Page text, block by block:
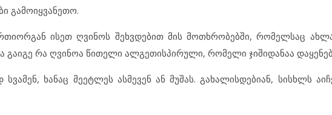
გამოიყვანეთო.
ისეთ ღვინოს შეხვდებით მის მოთხრობებში, რომელსაც
გაიგე რა ღვინოა წითელი ალგეთისპირული, რომელი ჯიშიდანაა
ხანაც მეეტლეს ასმევენ ან მუშას. გახალისდებიან, სისხლს